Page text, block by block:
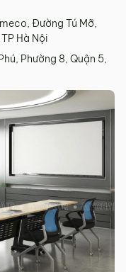
Đường Tú Mỡ,
Hà Nội
Phường 8, Quận 5,